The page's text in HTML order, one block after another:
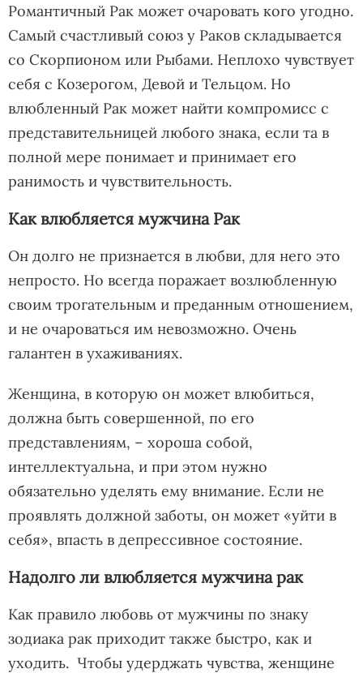
Романтичный Рак может очаровать кого угодно.
Самый счастливый союз у Раков складывается
со Скорпионом или Рыбами. Неплохо чувствует
себя с Козерогом, Девой и Тельцом. Но
влюбленный Рак может найти компромисс с
представительницей любого знака, если та в
полной мере понимает и принимает его
ранимость и чувствительность.
Как влюбляется мужчина Рак
Он долго не признается в любви, для него это
непросто. Но всегда поражает возлюбленную
своим трогательным и преданным отношением,
и не очароваться им невозможно. Очень
галантен в ухаживаниях.
Женщина, в которую он может влюбиться,
должна быть совершенной, по его
представлениям, – хороша собой,
интеллектуальна, и при этом нужно
обязательно уделять ему внимание. Если не
проявлять должной заботы, он может «уйти в
себя», впасть в депрессивное состояние.
Надолго ли влюбляется мужчина рак
Как правило любовь от мужчины по знаку
зодиака рак приходит также быстро, как и
уходить. Чтобы удерджать чувства, женщине